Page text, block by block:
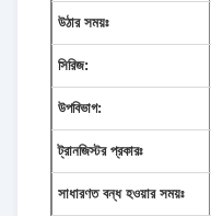
উঠার সময়ঃ
সিরিজ:
উপবিভাগ:
ট্রানজিস্টর প্রকারঃ
সাধারণত বন্ধ হওয়ার সময়ঃ